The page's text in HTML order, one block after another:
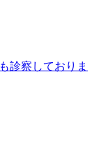
診察しておりま